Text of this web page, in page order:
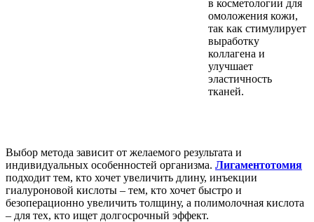
в косметологии для
омоложения кожи,
так как стимулирует
выработку
коллагена и
улучшает
эластичность
тканей.
Выбор метода зависит от желаемого результата и
индивидуальных особенностей организма. Лигаментотомия
подходит тем, кто хочет увеличить длину, инъекции
гиалуроновой кислоты – тем, кто хочет быстро и
безоперационно увеличить толщину, а полимолочная кислота
– для тех, кто ищет долгосрочный эффект.